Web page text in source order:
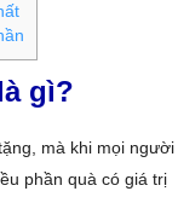
gì?
mà khi mọi người
phần quà có giá trị